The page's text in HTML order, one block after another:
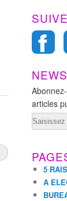
articles
Email
5
A